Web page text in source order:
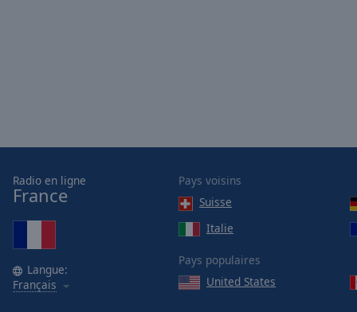
Radio en ligne
France
Langue:
Français
Pays voisins
Suisse
Italie
Pays populaires
United States